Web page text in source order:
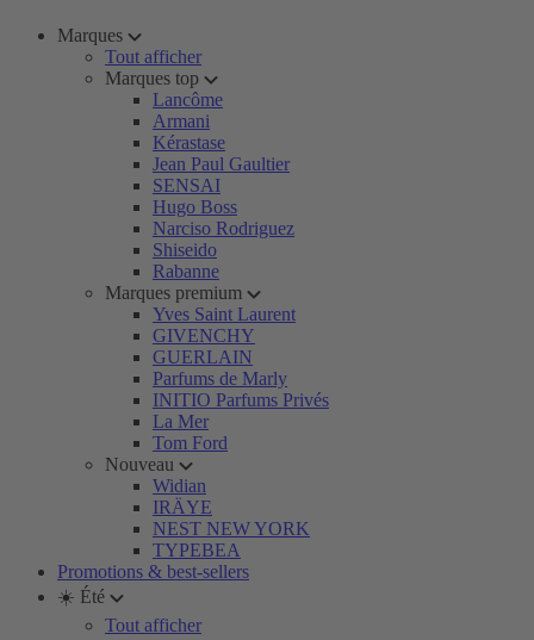
Marques
Tout afficher
Marques top
Lancôme
Armani
Kérastase
Jean Paul Gaultier
SENSAI
Hugo Boss
Narciso Rodriguez
Shiseido
Rabanne
Marques premium
Yves Saint Laurent
GIVENCHY
GUERLAIN
Parfums de Marly
INITIO Parfums Privés
La Mer
Tom Ford
Nouveau
Widian
IRÄYE
NEST NEW YORK
TYPEBEA
Promotions & best-sellers
☀️ Été
Tout afficher